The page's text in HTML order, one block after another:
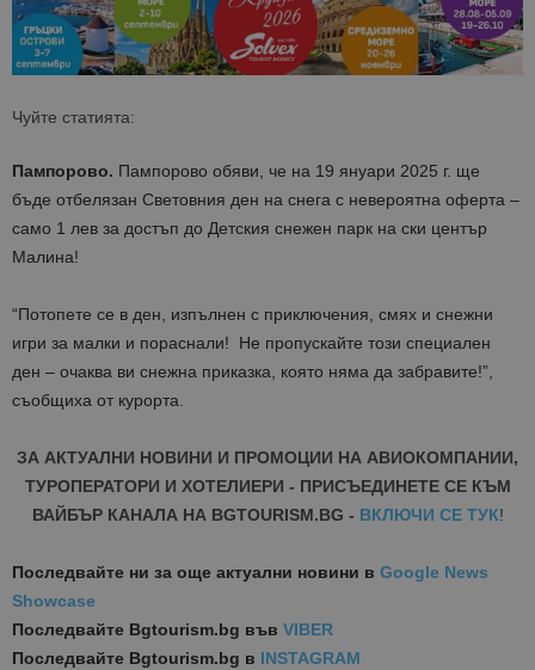
Чуйте статията:
Пампорово. Пампорово обяви, че на 19 януари 2025 г. ще
бъде отбелязан Световния ден на снега с невероятна оферта –
само 1 лев за достъп до Детския снежен парк на ски център
Малина!
“Потопете се в ден, изпълнен с приключения, смях и снежни
игри за малки и пораснали! Не пропускайте този специален
ден – очаква ви снежна приказка, която няма да забравите!”,
съобщиха от курорта.
ЗА АКТУАЛНИ НОВИНИ И ПРОМОЦИИ НА АВИОКОМПАНИИ,
ТУРОПЕРАТОРИ И ХОТЕЛИЕРИ - ПРИСЪЕДИНЕТЕ СЕ КЪМ
ВАЙБЪР КАНАЛА НА BGTOURISM.BG - ВКЛЮЧИ СЕ ТУК!
Последвайте ни за още актуални новини в Google News
Showcase
Последвайте Bgtourism.bg във VIBER
Последвайте Bgtourism.bg в INSTAGRAM